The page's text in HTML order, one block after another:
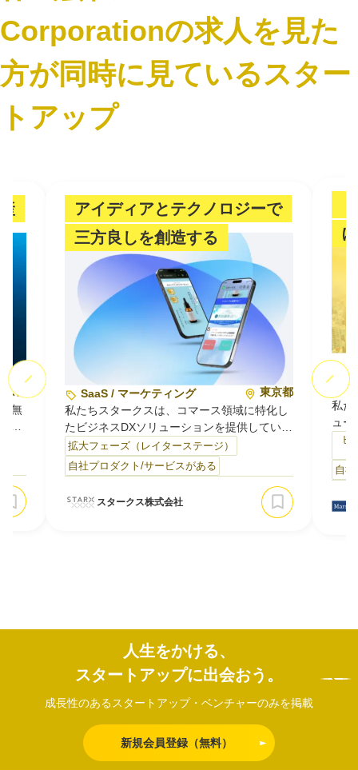
Corporationの求人を見た
方が同時に見ているスター
トアップ
京都
無
化
、
さ
か
アイディアとテクノロジーで
三方良しを創造する
SaaS / マーケティング
東京都
私たちスタークスは、コマース領域に特化し
たビジネスDXソリューションを提供していま
す。人口減少により新規顧客の獲得コストが
上がり続ける市場において、「売って終わ
り」の関係を脱し、既存顧客のLTV（顧客生
涯価値）を高める仕組みづくりを支援してい
ます。1300社以上のEC事業者との取引で見
拡大フェーズ（レイターステージ）
自社プロダクト/サービスがある
スタークス株式会社
に
私た
ュー
開
理
ご
ビ
自
人生をかける、
スタートアップに出会おう。
成長性のあるスタートアップ・ベンチャーのみを掲載
新規会員登録（無料）